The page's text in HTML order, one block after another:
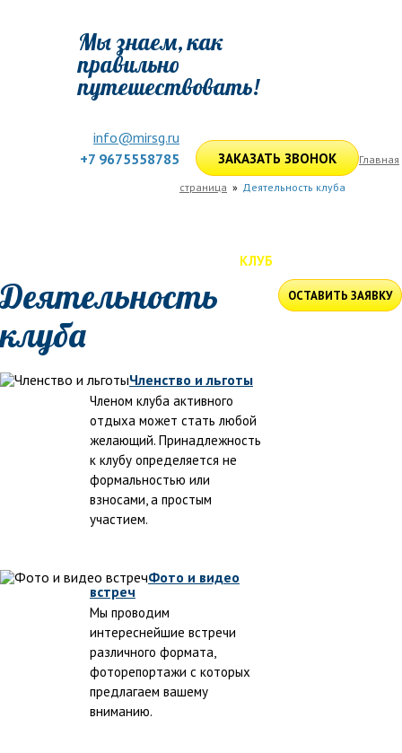
Мы знаем, как
правильно
путешествовать!
info@mirsg.ru
+7 9675558785
ЗАКАЗАТЬ ЗВОНОК
КЛУБ
ОСТАВИТЬ ЗАЯВКУ
Главная
страница Деятельность клуба
Деятельность
клуба
Членство и льготы
Членом клуба активного
отдыха может стать любой
желающий. Принадлежность
к клубу определяется не
формальностью или
взносами, а простым
участием.
Фото и видео
встреч
Мы проводим
интереснейшие встречи
различного формата,
фоторепортажи с которых
предлагаем вашему
вниманию.